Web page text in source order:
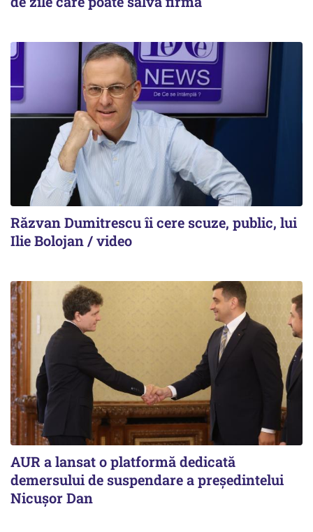
Răzvan Dumitrescu îi cere scuze, public, lui
Ilie Bolojan / video
AUR a lansat o platformă dedicată
demersului de suspendare a președintelui
Nicușor Dan